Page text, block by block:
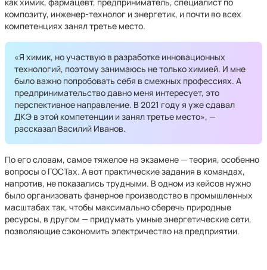
композиту, инженер-технолог и энергетик, и почти во всех
компетенциях занял третье место.
«Я химик, но участвую в разработке инновационных
технологий, поэтому занимаюсь не только химией. И мне
было важно попробовать себя в смежных профессиях. А
предпринимательство давно меня интересует, это
перспективное направление. В 2021 году я уже сдавал
ДКЭ в этой компетенции и занял третье место», —
рассказал Василий Иванов.
По его словам, самое тяжелое на экзамене — теория, особенно
вопросы о ГОСТах. А вот практические задания в командах,
напротив, не показались трудными. В одном из кейсов нужно
было организовать фанерное производство в промышленных
масштабах так, чтобы максимально сберечь природные
ресурсы, в другом — придумать умные энергетические сети,
позволяющие сэкономить электричество на предприятии.